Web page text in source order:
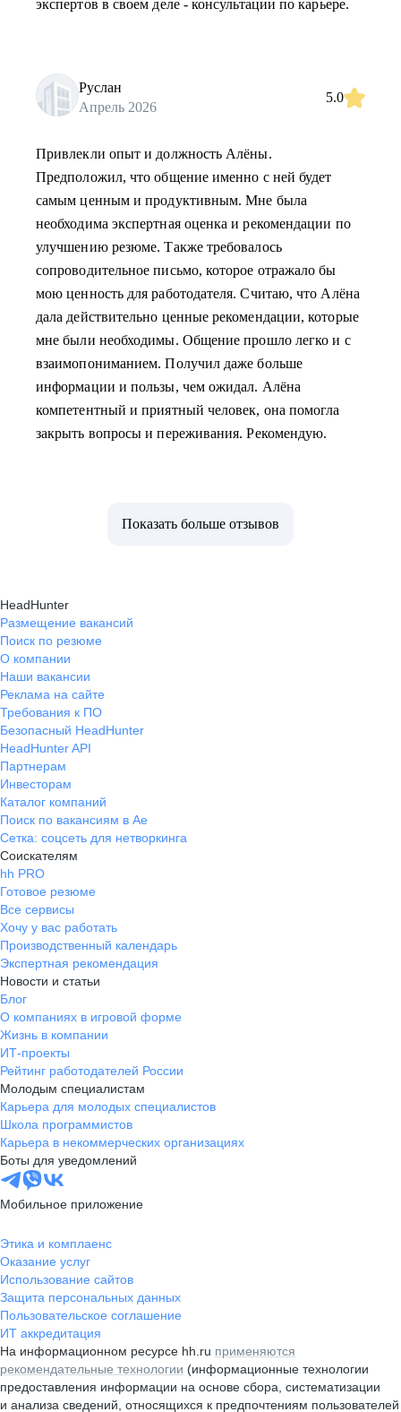
экспертов в своем деле - консультации по карьере.
Руслан
Апрель 2026
5.0
Привлекли опыт и должность Алёны.
Предположил, что общение именно с ней будет
самым ценным и продуктивным. Мне была
необходима экспертная оценка и рекомендации по
улучшению резюме. Также требовалось
сопроводительное письмо, которое отражало бы
мою ценность для работодателя. Считаю, что Алёна
дала действительно ценные рекомендации, которые
мне были необходимы. Общение прошло легко и с
взаимопониманием. Получил даже больше
информации и пользы, чем ожидал. Алёна
компетентный и приятный человек, она помогла
закрыть вопросы и переживания. Рекомендую.
Показать больше отзывов
HeadHunter
Размещение вакансий
Поиск по резюме
О компании
Наши вакансии
Реклама на сайте
Требования к ПО
Безопасный HeadHunter
HeadHunter API
Партнерам
Инвесторам
Каталог компаний
Поиск по вакансиям в Ае
Сетка: соцсеть для нетворкинга
Соискателям
hh PRO
Готовое резюме
Все сервисы
Хочу у вас работать
Производственный календарь
Экспертная рекомендация
Новости и статьи
Блог
О компаниях в игровой форме
Жизнь в компании
ИТ-проекты
Рейтинг работодателей России
Молодым специалистам
Карьера для молодых специалистов
Школа программистов
Карьера в некоммерческих организациях
Боты для уведомлений
Мобильное приложение
Этика и комплаенс
Оказание услуг
Использование сайтов
Защита персональных данных
Пользовательское соглашение
ИТ аккредитация
На информационном ресурсе hh.ru применяются
рекомендательные технологии (информационные технологии
предоставления информации на основе сбора, систематизации
и анализа сведений, относящихся к предпочтениям пользователей